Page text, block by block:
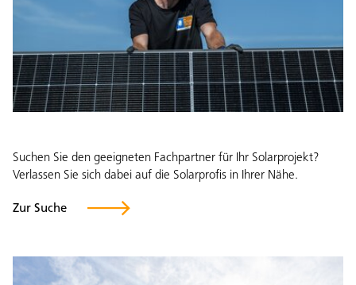
Suchen Sie den geeigneten Fachpartner für Ihr Solarprojekt?
Verlassen Sie sich dabei auf die Solarprofis in Ihrer Nähe.
Zur Suche